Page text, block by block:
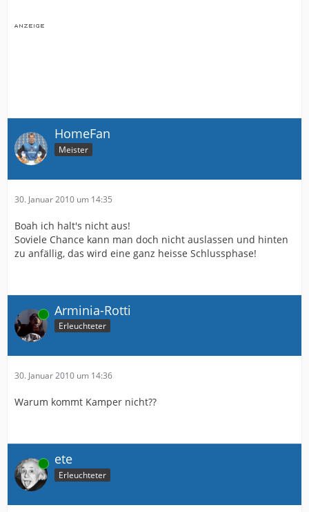
HomeFan
Meister
30. Januar 2010 um 14:35
Boah ich halt's nicht aus!
Soviele Chance kann man doch nicht auslassen und hinten
zu anfällig, das wird eine ganz heisse Schlussphase!
Online Arminia-Rotti
Erleuchteter
30. Januar 2010 um 14:36
Warum kommt Kamper nicht??
Online ete
Erleuchteter